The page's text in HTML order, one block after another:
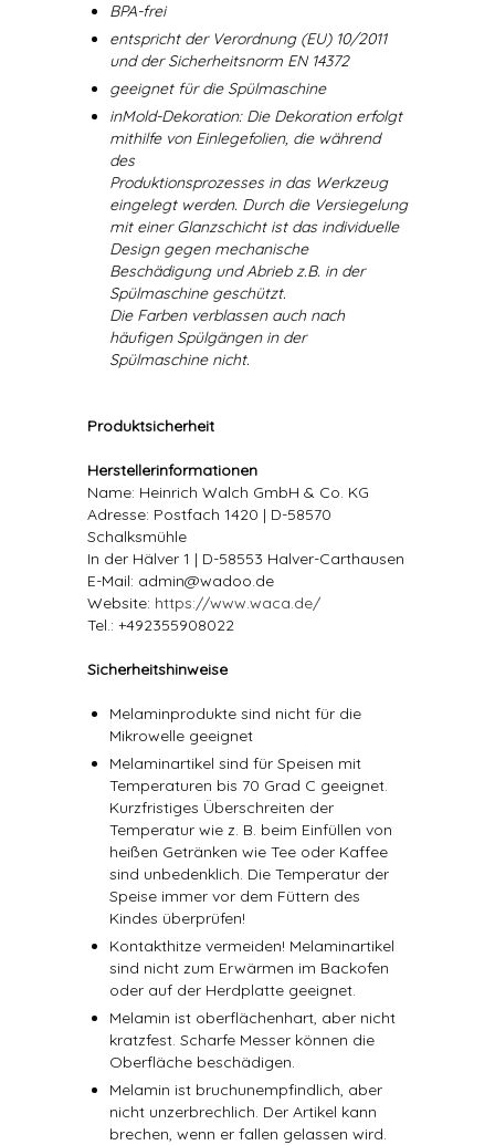
BPA-frei
entspricht der Verordnung (EU) 10/2011
und der Sicherheitsnorm EN 14372
geeignet für die Spülmaschine
inMold-Dekoration: Die Dekoration erfolgt
mithilfe von Einlegefolien, die während
des
Produktionsprozesses in das Werkzeug
eingelegt werden. Durch die Versiegelung
mit einer Glanzschicht ist das individuelle
Design gegen mechanische
Beschädigung und Abrieb z.B. in der
Spülmaschine geschützt.
Die Farben verblassen auch nach
häufigen Spülgängen in der
Spülmaschine nicht.
Produktsicherheit
Herstellerinformationen
Name: Heinrich Walch GmbH & Co. KG
Adresse: Postfach 1420 | D-58570
Schalksmühle
In der Hälver 1 | D-58553 Halver-Carthausen
E-Mail: admin@wadoo.de
Website: https://www.waca.de/
Tel.: +492355908022
Sicherheitshinweise
Melaminprodukte sind nicht für die
Mikrowelle geeignet
Melaminartikel sind für Speisen mit
Temperaturen bis 70 Grad C geeignet.
Kurzfristiges Überschreiten der
Temperatur wie z. B. beim Einfüllen von
heißen Getränken wie Tee oder Kaffee
sind unbedenklich. Die Temperatur der
Speise immer vor dem Füttern des
Kindes überprüfen!
Kontakthitze vermeiden! Melaminartikel
sind nicht zum Erwärmen im Backofen
oder auf der Herdplatte geeignet.
Melamin ist oberflächenhart, aber nicht
kratzfest. Scharfe Messer können die
Oberfläche beschädigen.
Melamin ist bruchunempfindlich, aber
nicht unzerbrechlich. Der Artikel kann
brechen, wenn er fallen gelassen wird.